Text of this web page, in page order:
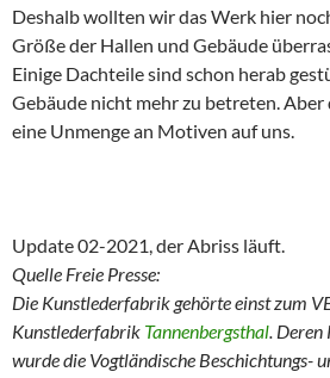
Deshalb wollten wir das Werk hier
Größe der Hallen und Gebäude
Einige Dachteile sind schon herab
Gebäude nicht mehr zu betreten.
eine Unmenge an Motiven auf uns.
Update 02-2021, der Abriss läuft.
Quelle Freie Presse:
Die Kunstlederfabrik gehörte einst zum
Kunstlederfabrik Tannenbergsthal. Deren
wurde die Vogtländische Beschichtungs-